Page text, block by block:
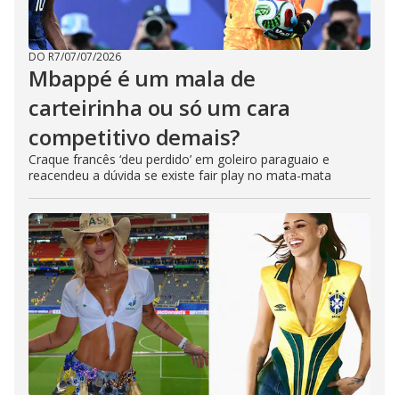
DO R7/07/07/2026
Mbappé é um mala de
carteirinha ou só um cara
competitivo demais?
Craque francês ‘deu perdido’ em goleiro paraguaio e
reacendeu a dúvida se existe fair play no mata-mata